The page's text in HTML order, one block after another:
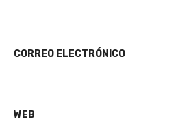
CORREO ELECTRÓNICO
WEB